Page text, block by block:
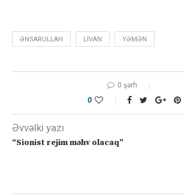
ƏNSARULLAH LIVAN YƏMƏN
0 şərh
0
Əvvəlki yazı
“Sionist rejim məhv olacaq”